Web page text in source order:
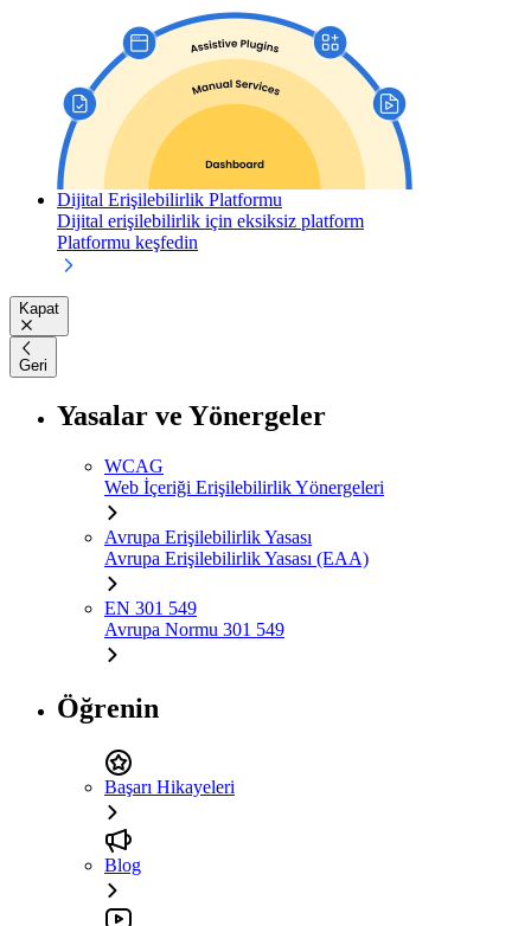
Dijital Erişilebilirlik Platformu
Dijital erişilebilirlik için eksiksiz platform
Platformu keşfedin
Kapat
Geri
Yasalar ve Yönergeler
WCAG
Web İçeriği Erişilebilirlik Yönergeleri
Avrupa Erişilebilirlik Yasası
Avrupa Erişilebilirlik Yasası (EAA)
EN 301 549
Avrupa Normu 301 549
Öğrenin
Başarı Hikayeleri
Blog